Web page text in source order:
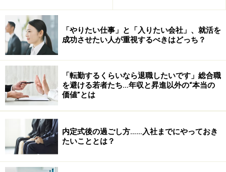
「やりたい仕事」と「入りたい会社」、就活を
成功させたい人が重視するべきはどっち？
「転勤するくらいなら退職したいです」総合職
を避ける若者たち…年収と昇進以外の“本当の
価値”とは
内定式後の過ごし方……入社までにやっておき
たいこととは？